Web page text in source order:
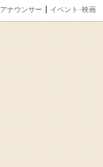
アナウンサー イベント･映画